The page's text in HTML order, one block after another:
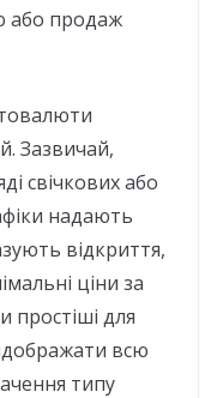
або продаж
Зазвичай,
свічкових або
надають
відкриття,
ціни за
простіші для
всю
типу